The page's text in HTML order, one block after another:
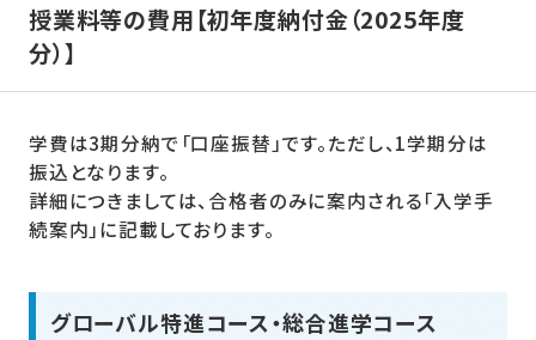
授業料等の費用【初年度納付金（2025年度
分）】
学費は3期分納で「口座振替」です。ただし、1学期分は
振込となります。
詳細につきましては、合格者のみに案内される「入学手
続案内」に記載しております。
グローバル特進コース・総合進学コース